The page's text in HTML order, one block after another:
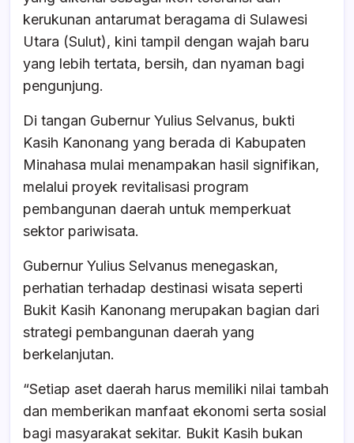
e
b
o
o
k
s
A
p
p
a
d
s
e
kerukunan antarumat beragama di Sulawesi
Utara (Sulut), kini tampil dengan wajah baru
yang lebih tertata, bersih, dan nyaman bagi
pengunjung.
Di tangan Gubernur Yulius Selvanus, bukti
Kasih Kanonang yang berada di Kabupaten
Minahasa mulai menampakan hasil signifikan,
melalui proyek revitalisasi program
pembangunan daerah untuk memperkuat
sektor pariwisata.
Gubernur Yulius Selvanus menegaskan,
perhatian terhadap destinasi wisata seperti
Bukit Kasih Kanonang merupakan bagian dari
strategi pembangunan daerah yang
berkelanjutan.
“Setiap aset daerah harus memiliki nilai tambah
dan memberikan manfaat ekonomi serta sosial
bagi masyarakat sekitar. Bukit Kasih bukan